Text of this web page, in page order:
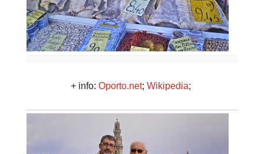
+ info: Oporto.net; Wikipedia;